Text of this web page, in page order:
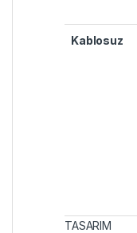
Kablosuz
TASARIM